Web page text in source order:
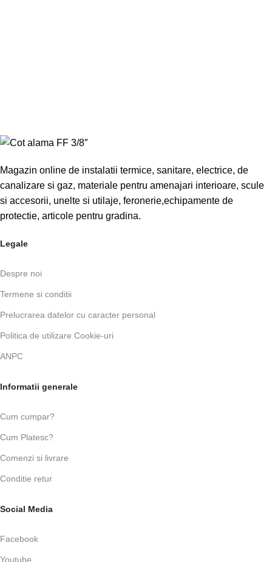
Magazin online de instalatii termice, sanitare, electrice, de
canalizare si gaz, materiale pentru amenajari interioare, scule
si accesorii, unelte si utilaje, feronerie,echipamente de
protectie, articole pentru gradina.
Legale
Despre noi
Termene si conditii
Prelucrarea datelor cu caracter personal
Politica de utilizare Cookie-uri
ANPC
Informatii generale
Cum cumpar?
Cum Platesc?
Comenzi si livrare
Conditie retur
Social Media
Facebook
Youtube